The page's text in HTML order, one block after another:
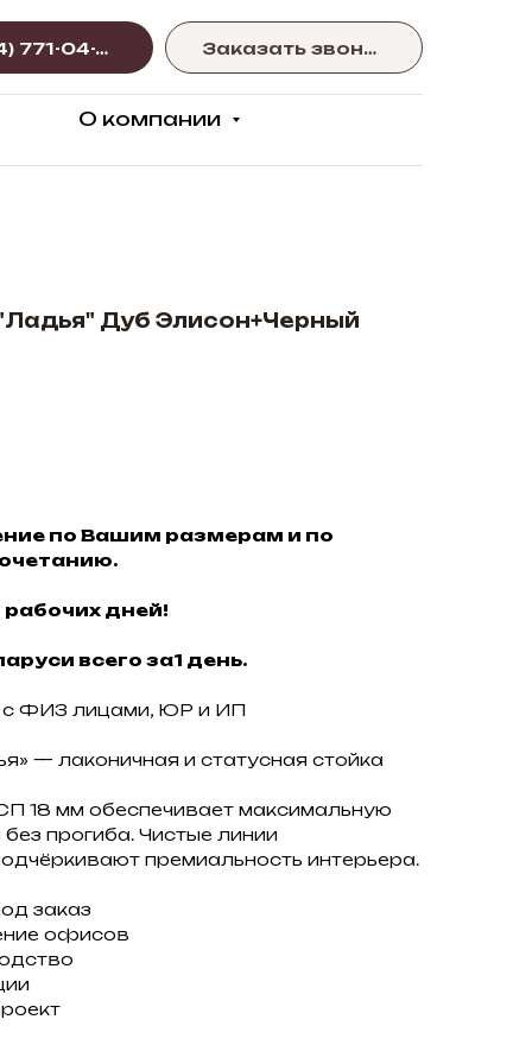
+375 (44) 771-04-77 Заказать звонок
О компании
Дуб Элисон+Черный
по Вашим размерам и по
дней!
всего за1 день.
ФИЗ лицами, ЮР и ИП
— лаконичная и статусная стойка
18 мм обеспечивает максимальную
прогиба. Чистые линии
премиальность интерьера.
заказ
офисов